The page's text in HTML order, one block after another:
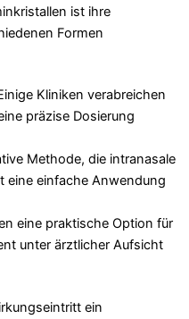
ist ihre
Formen
Kliniken verabreichen
präzise Dosierung
Methode, die intranasale
eine einfache Anwendung
eine praktische Option für
unter ärztlicher Aufsicht
ein